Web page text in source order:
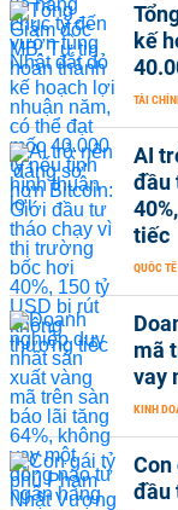
kế
TÀI
AI
đầu
tiếc
QUỐC TẾ
mã
vay
KINH
Con
đầu